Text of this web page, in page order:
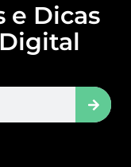
e Dicas